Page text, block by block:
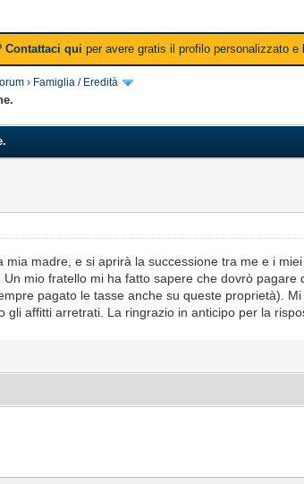
Contattaci qui per avere gratis il profilo personalizzato
› Famiglia / Eredità
mia madre, e si aprirà la successione tra me e i
mio fratello mi ha fatto sapere che dovrò
pagato le tasse anche su queste proprietà).
gli affitti arretrati. La ringrazio in anticipo per la